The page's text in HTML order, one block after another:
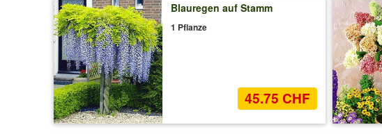
Blauregen auf Stamm
1 Pflanze
45.75 CHF